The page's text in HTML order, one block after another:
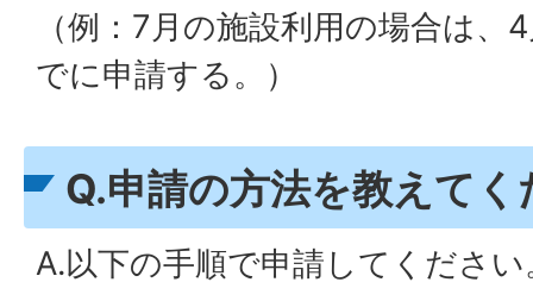
（例：7月の施設利用の場合は、
でに申請する。）
Q.申請の方法を教えてく
A.以下の手順で申請してください